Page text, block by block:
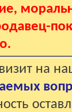
на